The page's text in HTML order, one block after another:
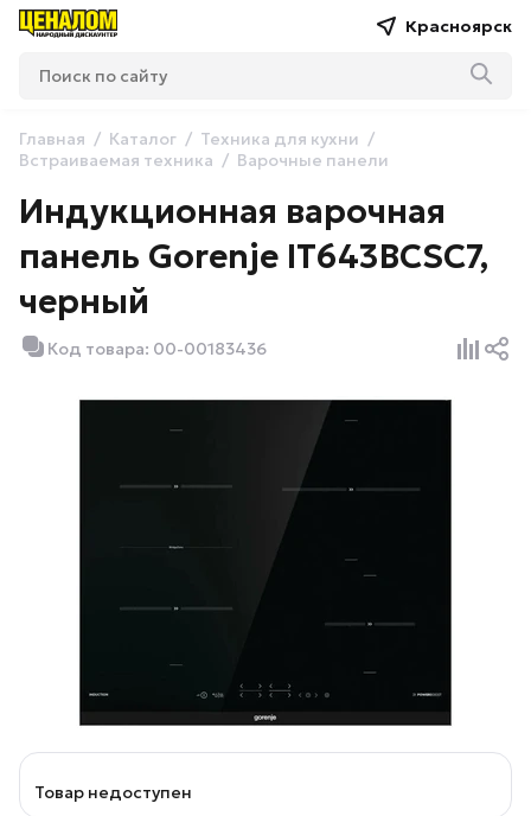
Красноярск
Главная Каталог
Техника для кухни
Встраиваемая техника
Варочные панели
Индукционная варочная
панель Gorenje IT643BCSC7,
черный
Код товара: 00-00183436
Товар недоступен